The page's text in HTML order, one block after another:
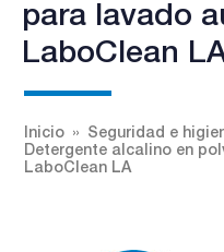
para lavado
LaboClean
Inicio Seguridad e
Detergente alcalino en
LaboClean LA